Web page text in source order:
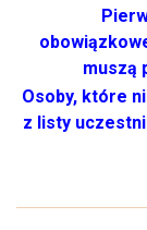
muszą
Osoby, które
z listy